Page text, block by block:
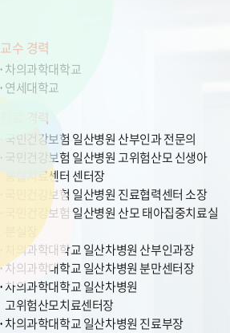
교수 경력
차의과학대학교
연세대학교
진료 경력
국민건강보험 일산병원 산부인과 전문의
국민건강보험 일산병원 고위험산모 신생아
통합치료센터 센터장
국민건강보험 일산병원 진료협력센터 소장
국민건강보험 일산병원 산모 태아집중치료실
차의과학대학교 일산차병원 산부인과장
차의과학대학교 일산차병원 분만센터장
차의과학대학교 일산차병원
고위험산모치료센터장
차의과학대학교 일산차병원 진료부장